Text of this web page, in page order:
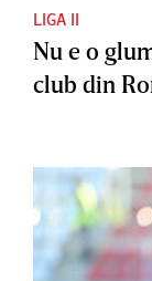
LIGA II
Nu e o
club din